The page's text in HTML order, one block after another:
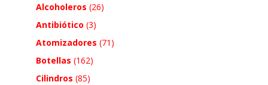
Alcoholeros (26)
Antibiótico (3)
Atomizadores (71)
Botellas (162)
Cilindros (85)